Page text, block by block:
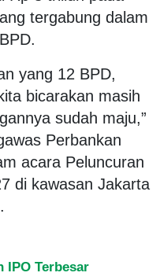
tergabung dalam
yang 12 BPD,
bicarakan masih
sudah maju,”
Perbankan
acara Peluncuran
di kawasan Jakarta
IPO Terbesar